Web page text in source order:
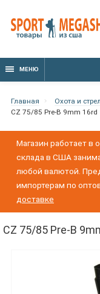
МЕНЮ
Главная Охота и
CZ 75/85 Pre-B 9mm 16rd
Магазин работает в
склада в США
любой валютой.
импортерам по
доставке
CZ 75/85 Pre-B